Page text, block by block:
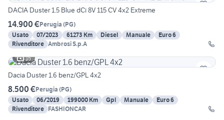
DACIA Duster 1.5 Blue dCi 8V 115 CV 4x2 Extreme
14.900 €Perugia (PG)
Usato
07/2023 61273 Km Diesel Manuale
Euro 6
Rivenditore Ambrosi S.p.A
15
Dacia Duster 1.6 benz/GPL 4x2
8.500 €Perugia (PG)
Usato
06/2019 199000 Km Gpl Manuale
Euro 6
Rivenditore FASHIONCAR